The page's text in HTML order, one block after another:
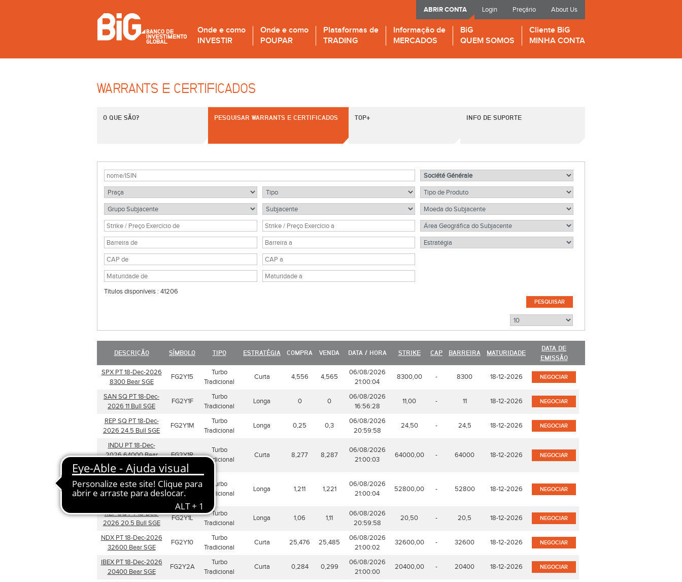
Login Preçário About Us
ABRIR CONTA
Onde e como
INVESTIR
Onde e como
POUPAR
Plataformas de
TRADING
Informação de
MERCADOS
BiG
QUEM SOMOS
Cliente BiG
MINHA CONTA
WARRANTS E CERTIFICADOS
O QUE SÃO? PESQUISAR WARRANTS E CERTIFICADOS TOP+ INFO DE SUPORTE
Títulos disponíveis : 41206
DESCRIÇÃO SÍMBOLO TIPO ESTRATÉGIA COMPRA VENDA DATA / HORA STRIKE CAP BARREIRA MATURIDADE
DATA DE
EMISSÃO
SPX PT 18-Dec-2026
8300 Bear SGE
FG2Y15
Turbo
Tradicional
Curta 4,556 4,565
06/08/2026
21:00:04
8300,00 - 8300 18-12-2026 NEGOCIAR
SAN SQ PT 18-Dec-
2026 11 Bull SGE
FG2Y1F
Turbo
Tradicional
Longa 0 0
06/08/2026
16:56:28
11,00 - 11 18-12-2026 NEGOCIAR
REP SQ PT 18-Dec-
2026 24.5 Bull SGE
FG2Y1M
Turbo
Tradicional
Longa 0,25 0,3
06/08/2026
20:59:58
24,50 - 24,5 18-12-2026 NEGOCIAR
INDU PT 18-Dec-
2026 64000 Bear
SGE
FG2Y1R
Turbo
Tradicional
Curta 8,277 8,287
06/08/2026
21:00:03
64000,00 - 64000 18-12-2026 NEGOCIAR
INDU PT 18-Dec-
2026 52800 Bull
SGE
FG2Y1P
Turbo
Tradicional
Longa 1,211 1,221
06/08/2026
21:00:04
52800,00 - 52800 18-12-2026 NEGOCIAR
REP SQ PT 18-Dec-
2026 20.5 Bull SGE
FG2Y1L
Turbo
Tradicional
Longa 1,06 1,11
06/08/2026
20:59:58
20,50 - 20,5 18-12-2026 NEGOCIAR
NDX PT 18-Dec-2026
32600 Bear SGE
FG2Y10
Turbo
Tradicional
Curta 25,476 25,485
06/08/2026
21:00:02
32600,00 - 32600 18-12-2026 NEGOCIAR
IBEX PT 18-Dec-2026
20400 Bear SGE
FG2Y2A
Turbo
Tradicional
Curta 0,284 0,299
06/08/2026
21:00:00
20400,00 - 20400 18-12-2026 NEGOCIAR